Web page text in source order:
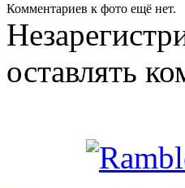
Комментариев к фото ещё нет.
оставлять